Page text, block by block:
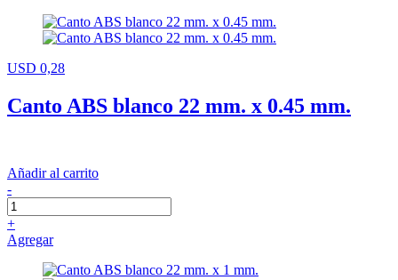
USD 0,28
Canto ABS blanco 22 mm. x 0.45 mm.
Añadir al carrito
-
+
Agregar